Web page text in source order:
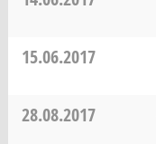
15.06.2017
28.08.2017